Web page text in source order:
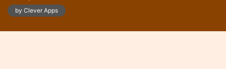
by Clever Apps